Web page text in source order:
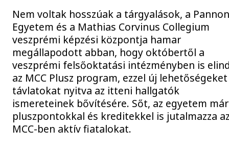
Nem voltak hosszúak a tárgyalások, a
Egyetem és a Mathias Corvinus Collegium
veszprémi képzési központja hamar
megállapodott abban, hogy októbertől a
veszprémi felsőoktatási intézményben is
az MCC Plusz program, ezzel új
távlatokat nyitva az itteni hallgatók
ismereteinek bővítésére. Sőt, az egyetem már
pluszpontokkal és kreditekkel is jutalmazza
MCC-ben aktív fiatalokat.